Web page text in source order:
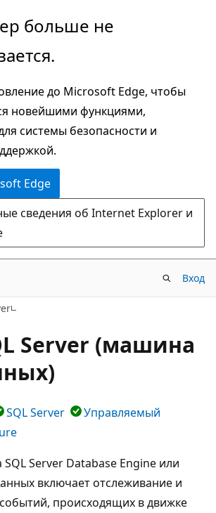
больше не
до Microsoft Edge, чтобы
новейшими функциями,
системы безопасности и
Edge
сведения об Internet Explorer и
Вход
Server (машина
SQL Server
Управляемый
SQL Server Database Engine или
включает отслеживание и
происходящих в движке